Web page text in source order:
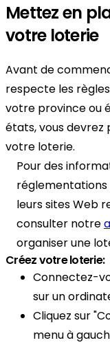
Mettez en
votre loterie
Avant de
respecte les
votre province ou
états, vous
votre loterie.
Pour des
réglementations
leurs sites Web
consulter notre
organiser une
Créez votre loterie:
Connectez-
sur un
Cliquez sur
menu à